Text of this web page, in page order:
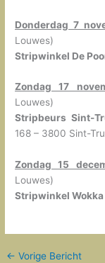
Donderdag 7
Louwes)
Stripwinkel De
Zondag 17
Louwes)
Stripbeurs Sint-
168 – 3800 Sint-
Zondag 15
Louwes)
Stripwinkel
← Vorige Bericht